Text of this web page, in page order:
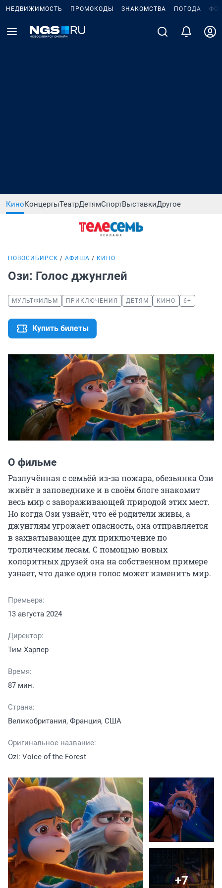
НЕДВИЖИМОСТЬ ПРОМОКОДЫ ЗНАКОМСТВА ПОГОДА
КиноКонцертыТеатрДетямСпортВыставкиДругое
НОВОСИБИРСК АФИША КИНО
Ози: Голос джунглей
МУЛЬТФИЛЬМ ПРИКЛЮЧЕНИЯ ДЕТЯМ КИНО 6+
Купить билеты
О фильме
Разлучённая с семьёй из-за пожара, обезьянка Ози
живёт в заповеднике и в своём блоге знакомит
весь мир с завораживающей природой этих мест.
Но когда Ози узнаёт, что её родители живы, а
джунглям угрожает опасность, она отправляется
в захватывающее дух приключение по
тропическим лесам. С помощью новых
колоритных друзей она на собственном примере
узнает, что даже один голос может изменить мир.
Премьера:
13 августа 2024
Директор:
Тим Харпер
Время:
87 мин.
Страна:
Великобритания, Франция, США
Оригинальное название:
Ozi: Voice of the Forest
+7